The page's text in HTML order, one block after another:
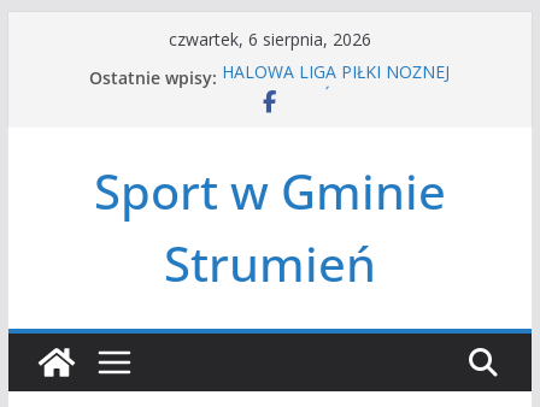
czwartek, 6 sierpnia, 2026
Ostatnie wpisy: HALOWA LIGA PIŁKI NOŻNEJ
LATO W MIEŚCIE’2026
Czwórbój lekkoatletyczny
Sport w Gminie
Strumień